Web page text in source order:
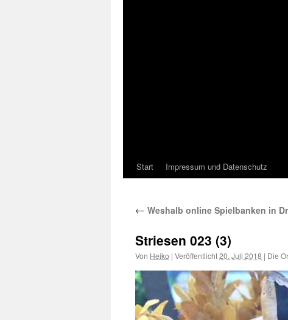
Start Impressum und Datenschutz
← Weshalb online Spielbanken in
Striesen 023 (3)
Von Heiko | Veröffentlicht20. Juli 2018 | Die